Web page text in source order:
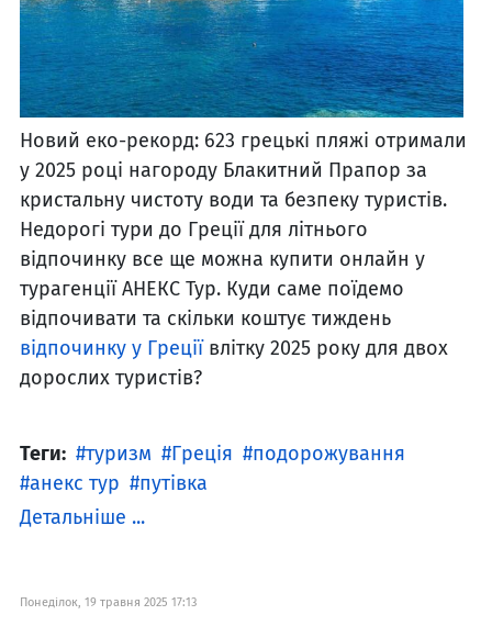
Новий еко-рекорд: 623 грецькі пляжі отримали
у 2025 році нагороду Блакитний Прапор за
кристальну чистоту води та безпеку туристів.
Недорогі тури до Греції для літнього
відпочинку все ще можна купити онлайн у
турагенції АНЕКС Тур. Куди саме поїдемо
відпочивати та скільки коштує тиждень
відпочинку у Греціївлітку 2025 року для двох
дорослих туристів?
Теги: туризм Греція
подорожування
анекс тур
путівка
Детальніше ...
Понеділок, 19 травня 2025 17:13